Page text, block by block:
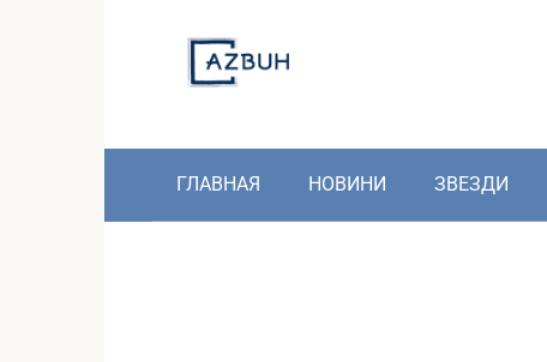
ГЛАВНАЯ НОВИНИ ЗВЕЗДИ